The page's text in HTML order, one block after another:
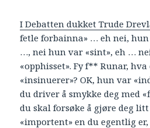
I Debatten dukket Trude
fetle forbainna» … eh nei,
…, nei hun var «sint», eh …
«opphisset». Fy f** Runar,
«insinuerer»? OK, hun var
du driver å smykke deg med
du skal forsøke å gjøre deg
«importent» en du egentlig er,